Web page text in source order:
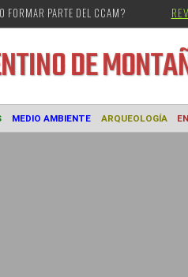
PARTE DEL CCAM?
DE
MEDIO AMBIENTE